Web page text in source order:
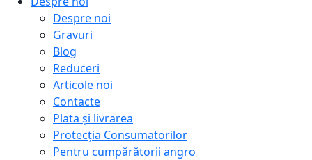
Despre noi
Gravuri
Blog
Reduceri
Articole noi
Contacte
Plata și livrarea
Protecţia Consumatorilor
Pentru cumpărătorii angro